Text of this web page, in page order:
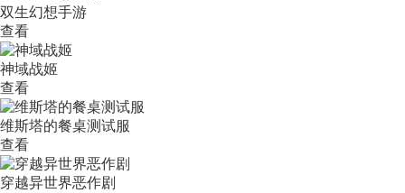
双生幻想手游
查看
神域战姬
查看
维斯塔的餐桌测试服
查看
穿越异世界恶作剧